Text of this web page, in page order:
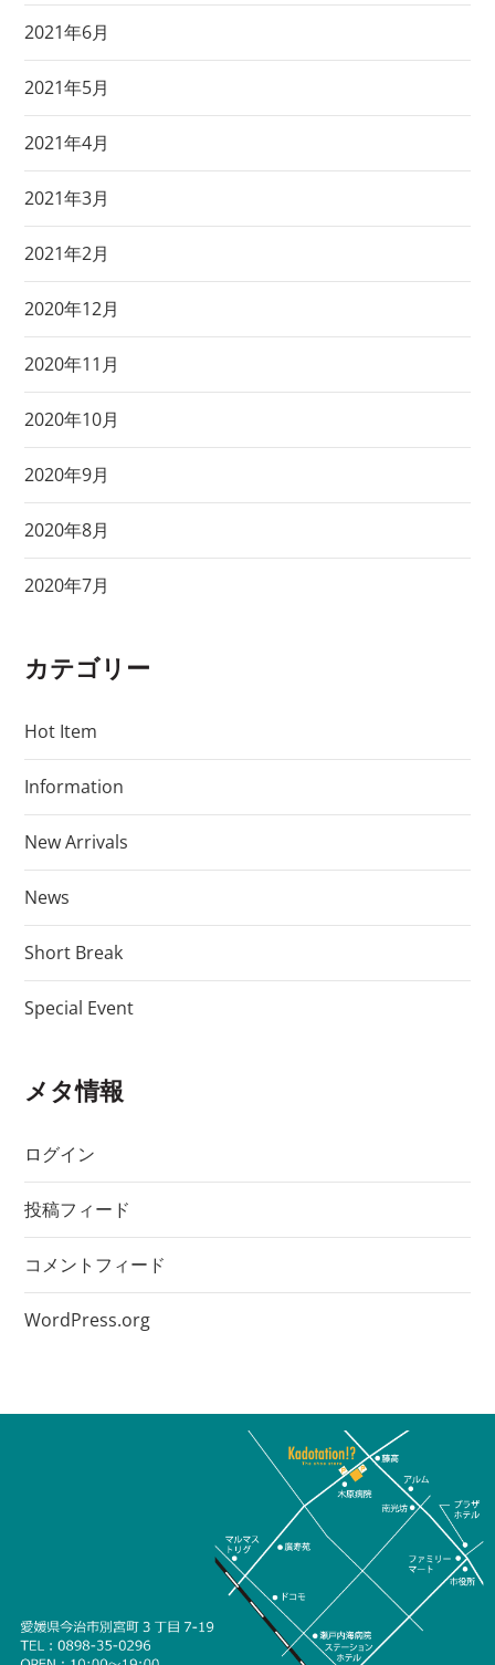
2021年6月
2021年5月
2021年4月
2021年3月
2021年2月
2020年12月
2020年11月
2020年10月
2020年9月
2020年8月
2020年7月
カテゴリー
Hot Item
Information
New Arrivals
News
Short Break
Special Event
メタ情報
ログイン
投稿フィード
コメントフィード
WordPress.org